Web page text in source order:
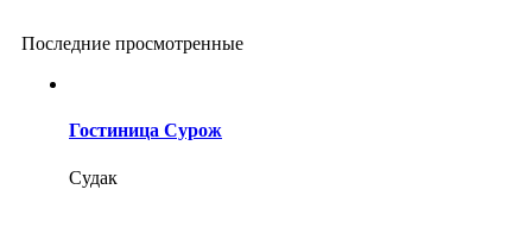
Последние просмотренные
Гостиница Сурож
Судак